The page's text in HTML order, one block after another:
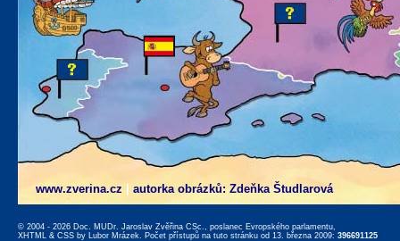
www.zverina.cz autorka obrázků: Zdeňka Študlarová
© 2004 - 2026 Doc. MUDr. Jaroslav Zvěřina CSc., poslanec Evropského parlamentu,
XHTML & CSS by Lubor Mrázek. Počet přístupů na tuto stránku od 13. března 2009: 396691125